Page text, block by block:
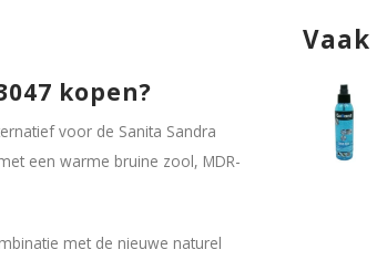
kopen?
voor de Sanita Sandra
een warme bruine zool, MDR-
met de nieuwe naturel